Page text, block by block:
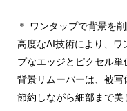
＊ ワンタップで背景を
高度なAI技術により、ワ
プなエッジとピクセル
背景リムーバーは、被
節約しながら細部まで美